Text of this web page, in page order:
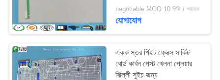
ম্যাপ
PRIVACY
POLICY
একত্রিত
negotiable MOQ:10 পিসি / অনেক
যোগাযোগ
একক স্তর পিইট ফ্লেক্স সার্কিট
বোর্ড কার্বন পেস্ট খেলনা প্লেয়ার
ঝিল্লী সুইচ জন্য